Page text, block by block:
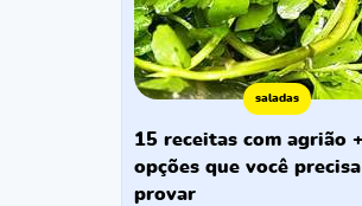
saladas
15 receitas com agrião +
opções que você precisa
provar